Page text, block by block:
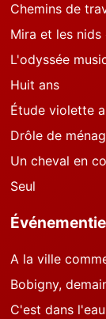
Chemins de
Mira et les nids
L'odyssée
Huit ans
Étude violette
Drôle de
Un cheval en
Seul
A la ville
Bobigny,
C'est dans l'eau